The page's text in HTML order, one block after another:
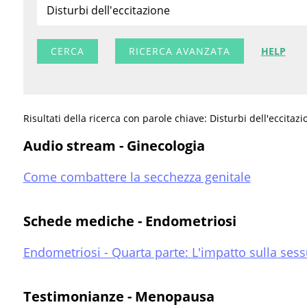
RICERCA AVANZATA HELP
Risultati della ricerca con parole chiave: Disturbi
Audio stream - Ginecologia
Come combattere la secchezza genitale
Schede mediche - Endometriosi
Endometriosi - Quarta parte: L'impatto sulla
Testimonianze - Menopausa